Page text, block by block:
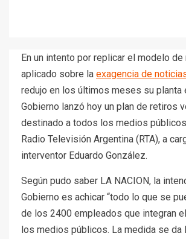
En un intento por replicar el modelo de
aplicado sobre la exagencia de
redujo en los últimos meses su planta
Gobierno lanzó hoy un plan de retiros
destinado a todos los medios
Radio Televisión Argentina (RTA), a
interventor Eduardo González.
Según pudo saber LA NACION, la
Gobierno es achicar “todo lo que se
de los 2400 empleados que integran
los medios públicos. La medida se da